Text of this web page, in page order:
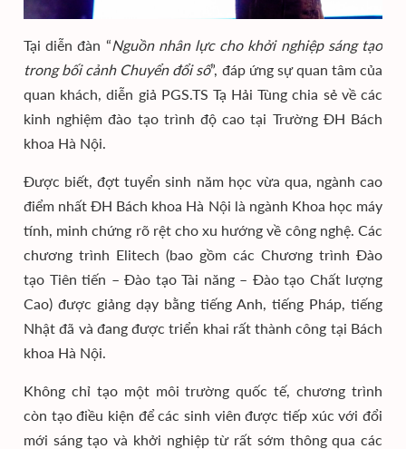
Tại diễn đàn “Nguồn nhân lực cho khởi nghiệp sáng tạo
trong bối cảnh Chuyển đổi số”, đáp ứng sự quan tâm của
quan khách, diễn giả PGS.TS Tạ Hải Tùng chia sẻ về các
kinh nghiệm đào tạo trình độ cao tại Trường ĐH Bách
khoa Hà Nội.
Được biết, đợt tuyển sinh năm học vừa qua, ngành cao
điểm nhất ĐH Bách khoa Hà Nội là ngành Khoa học máy
tính, minh chứng rõ rệt cho xu hướng về công nghệ. Các
chương trình Elitech (bao gồm các Chương trình Đào
tạo Tiên tiến – Đào tạo Tài năng – Đào tạo Chất lượng
Cao) được giảng dạy bằng tiếng Anh, tiếng Pháp, tiếng
Nhật đã và đang được triển khai rất thành công tại Bách
khoa Hà Nội.
Không chỉ tạo một môi trường quốc tế, chương trình
còn tạo điều kiện để các sinh viên được tiếp xúc với đổi
mới sáng tạo và khởi nghiệp từ rất sớm thông qua các